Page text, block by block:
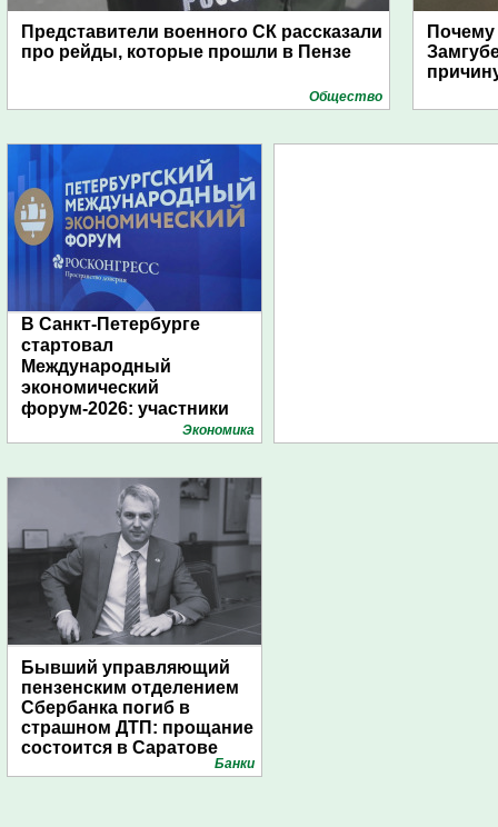
Представители военного СК рассказали
про рейды, которые прошли в Пензе
Общество
В Санкт-Петербурге
стартовал
Международный
экономический
форум-2026: участники
подготовили креативные
Экономика
Бывший управляющий
пензенским отделением
Сбербанка погиб в
страшном ДТП: прощание
состоится в Саратове
Банки